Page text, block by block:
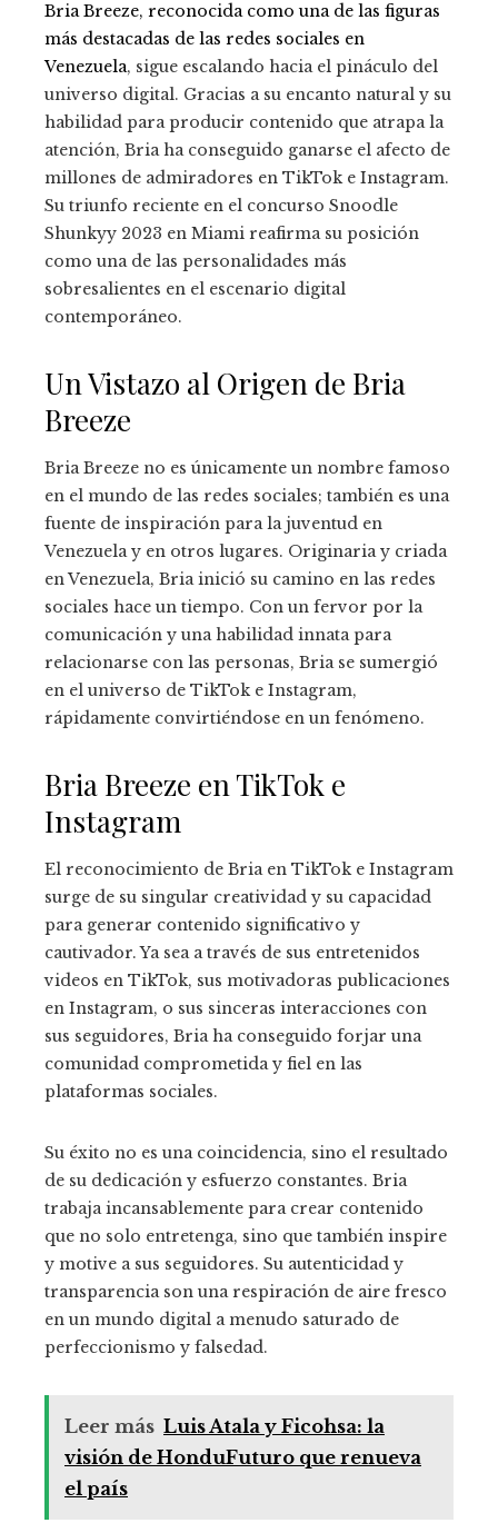
Bria Breeze, reconocida como una de las figuras
más destacadas de las redes sociales en
Venezuela, sigue escalando hacia el pináculo del
universo digital. Gracias a su encanto natural y su
habilidad para producir contenido que atrapa la
atención, Bria ha conseguido ganarse el afecto de
millones de admiradores en TikTok e Instagram.
Su triunfo reciente en el concurso Snoodle
Shunkyy 2023 en Miami reafirma su posición
como una de las personalidades más
sobresalientes en el escenario digital
contemporáneo.
Un Vistazo al Origen de Bria
Breeze
Bria Breeze no es únicamente un nombre famoso
en el mundo de las redes sociales; también es una
fuente de inspiración para la juventud en
Venezuela y en otros lugares. Originaria y criada
en Venezuela, Bria inició su camino en las redes
sociales hace un tiempo. Con un fervor por la
comunicación y una habilidad innata para
relacionarse con las personas, Bria se sumergió
en el universo de TikTok e Instagram,
rápidamente convirtiéndose en un fenómeno.
Bria Breeze en TikTok e
Instagram
El reconocimiento de Bria en TikTok e Instagram
surge de su singular creatividad y su capacidad
para generar contenido significativo y
cautivador. Ya sea a través de sus entretenidos
videos en TikTok, sus motivadoras publicaciones
en Instagram, o sus sinceras interacciones con
sus seguidores, Bria ha conseguido forjar una
comunidad comprometida y fiel en las
plataformas sociales.
Su éxito no es una coincidencia, sino el resultado
de su dedicación y esfuerzo constantes. Bria
trabaja incansablemente para crear contenido
que no solo entretenga, sino que también inspire
y motive a sus seguidores. Su autenticidad y
transparencia son una respiración de aire fresco
en un mundo digital a menudo saturado de
perfeccionismo y falsedad.
Leer más Luis Atala y Ficohsa: la
visión de HonduFuturo que renueva
el país